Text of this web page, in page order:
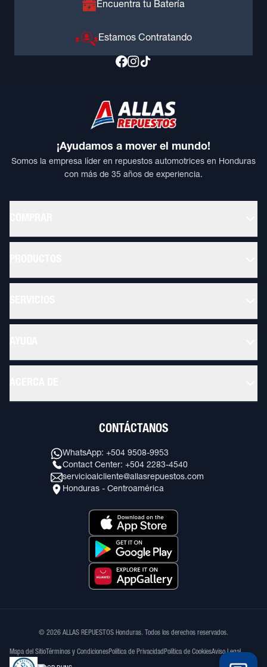
Encuentra tu Batería
Estamos Contratando
¡Ayudamos a mover el mundo!
Somos la empresa líder en repuestos automotrices en Honduras
con más de 35 años de experiencia.
CONTÁCTANOS
WhatsApp: +504 9508-9953
Contact Center: +504 2283-4540
servicioalcliente@allasrepuestos.com
Honduras - Centroamérica
© 2026 ALLAS REPUESTOS Honduras. Todos los derechos reservados.
Mapa del Sitio Términos y CondicionesPolítica de Privacidad Política de CookiesAviso Legal